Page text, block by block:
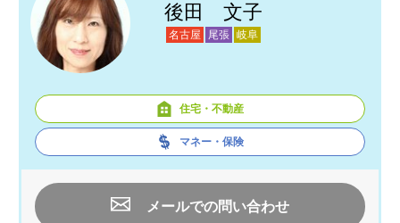
後田 文子
名古屋 尾張 岐阜
住宅・不動産
マネー・保険
メールでの問い合わせ